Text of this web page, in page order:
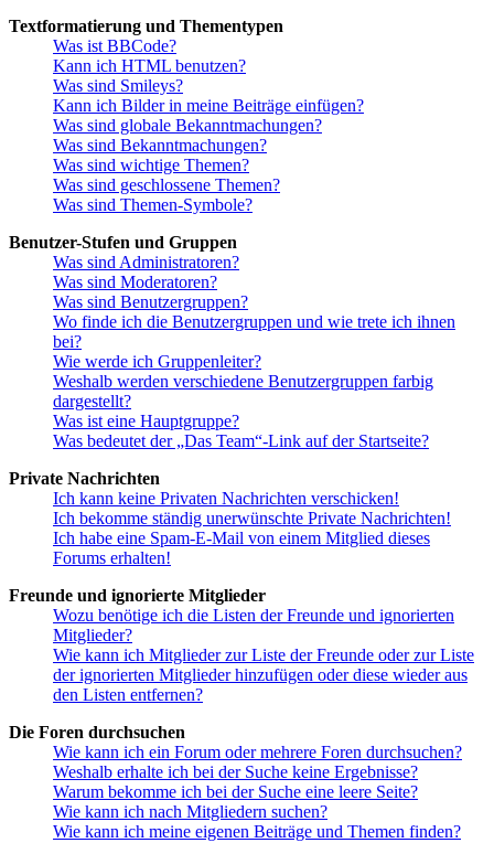
Textformatierung und Thementypen
Was ist BBCode?
Kann ich HTML benutzen?
Was sind Smileys?
Kann ich Bilder in meine Beiträge einfügen?
Was sind globale Bekanntmachungen?
Was sind Bekanntmachungen?
Was sind wichtige Themen?
Was sind geschlossene Themen?
Was sind Themen-Symbole?
Benutzer-Stufen und Gruppen
Was sind Administratoren?
Was sind Moderatoren?
Was sind Benutzergruppen?
Wo finde ich die Benutzergruppen und wie trete ich ihnen
bei?
Wie werde ich Gruppenleiter?
Weshalb werden verschiedene Benutzergruppen farbig
dargestellt?
Was ist eine Hauptgruppe?
Was bedeutet der „Das Team“-Link auf der Startseite?
Private Nachrichten
Ich kann keine Privaten Nachrichten verschicken!
Ich bekomme ständig unerwünschte Private Nachrichten!
Ich habe eine Spam-E-Mail von einem Mitglied dieses
Forums erhalten!
Freunde und ignorierte Mitglieder
Wozu benötige ich die Listen der Freunde und ignorierten
Mitglieder?
Wie kann ich Mitglieder zur Liste der Freunde oder zur Liste
der ignorierten Mitglieder hinzufügen oder diese wieder aus
den Listen entfernen?
Die Foren durchsuchen
Wie kann ich ein Forum oder mehrere Foren durchsuchen?
Weshalb erhalte ich bei der Suche keine Ergebnisse?
Warum bekomme ich bei der Suche eine leere Seite?
Wie kann ich nach Mitgliedern suchen?
Wie kann ich meine eigenen Beiträge und Themen finden?